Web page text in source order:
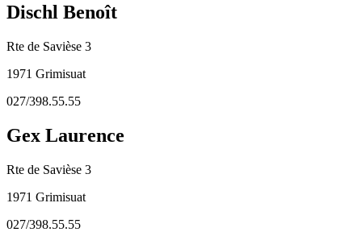
Dischl Benoît
Rte de Savièse 3
1971 Grimisuat
027/398.55.55
Gex Laurence
Rte de Savièse 3
1971 Grimisuat
027/398.55.55